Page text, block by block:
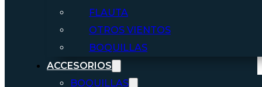
FLAUTA
OTROS VIENTOS
BOQUILLAS
ACCESORIOS
BOQUILLAS